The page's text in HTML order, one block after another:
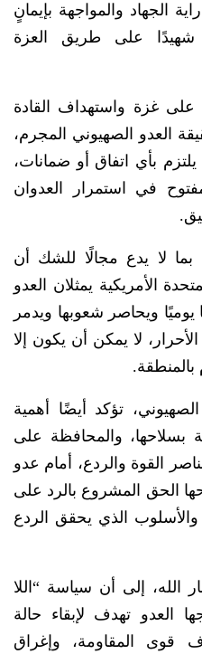
الجهاد والمواجهة بإيمانٍ
على طريق العزة
على غزة واستهداف القادة
العدو الصهيوني المجرم،
يلتزم بأي اتفاق أو ضمانات،
في استمرار العدوان
بما لا يدع مجالًا للشك أن
الأمريكية يمثلان العدو
يوميًا ويحاصر شعوبها ويدمر
الأحرار، لا يمكن أن يكون إلا
تؤكد أيضًا أهمية
بسلاحها، والمحافظة على
القوة والردع، أمام عدو
الحق المشروع بالرد على
والأسلوب الذي يحقق الردع
الله، إلى أن سياسة “اللا
العدو تهدف لإبقاء حالة
قوى المقاومة، وإغراق